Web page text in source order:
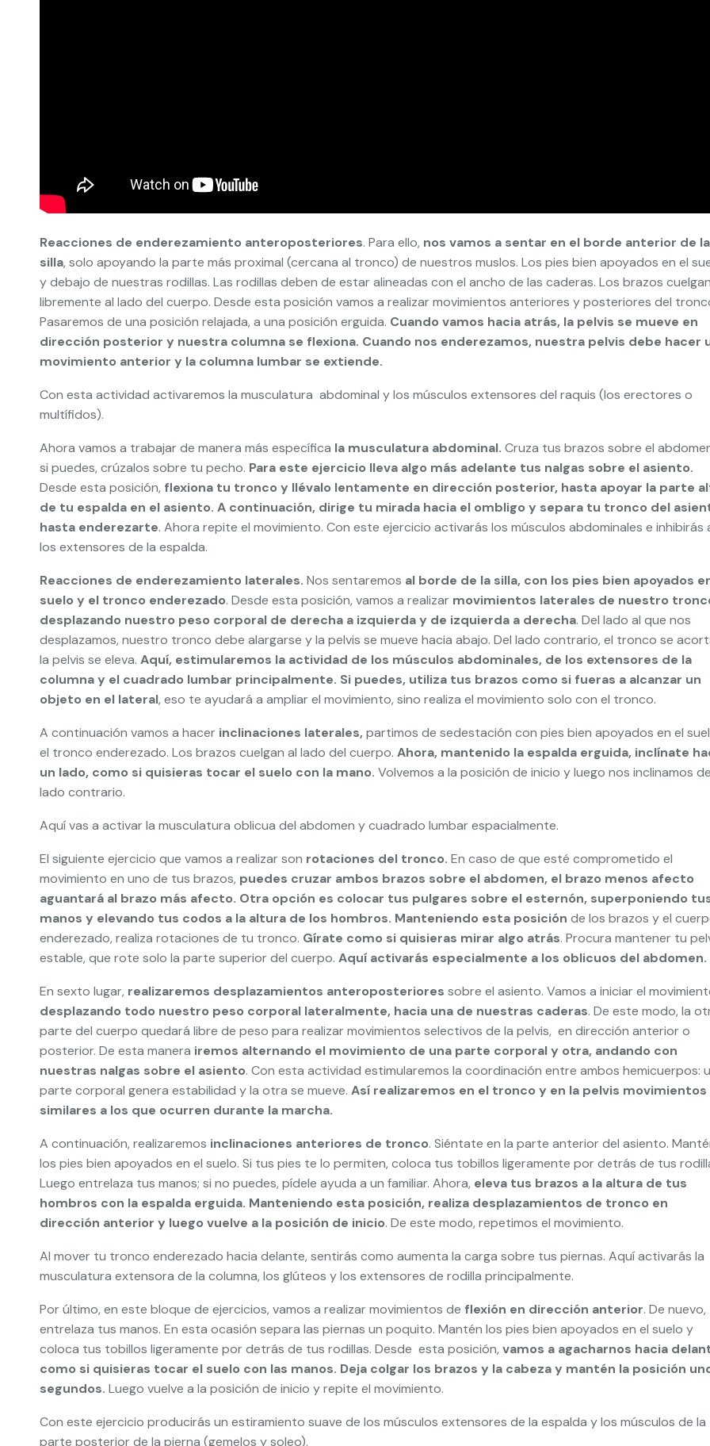
Reacciones de enderezamiento anteroposteriores. Para ello, nos vamos a sentar en el borde anterior de la
silla, solo apoyando la parte más proximal (cercana al tronco) de nuestros muslos. Los pies bien apoyados en el
y debajo de nuestras rodillas. Las rodillas deben de estar alineadas con el ancho de las caderas. Los brazos cuelgan
libremente al lado del cuerpo. Desde esta posición vamos a realizar movimientos anteriores y posteriores del
Pasaremos de una posición relajada, a una posición erguida. Cuando vamos hacia atrás, la pelvis se mueve en
dirección posterior y nuestra columna se flexiona. Cuando nos enderezamos, nuestra pelvis debe hacer
movimiento anterior y la columna lumbar se extiende.
Con esta actividad activaremos la musculatura abdominal y los músculos extensores del raquis (los erectores o
multífidos).
Ahora vamos a trabajar de manera más específica la musculatura abdominal. Cruza tus brazos sobre el
si puedes, crúzalos sobre tu pecho. Para este ejercicio lleva algo más adelante tus nalgas sobre el asiento.
Desde esta posición, flexiona tu tronco y llévalo lentamente en dirección posterior, hasta apoyar la parte
de tu espalda en el asiento. A continuación, dirige tu mirada hacia el ombligo y separa tu tronco del
hasta enderezarte. Ahora repite el movimiento. Con este ejercicio activarás los músculos abdominales e inhibirás
los extensores de la espalda.
Reacciones de enderezamiento laterales. Nos sentaremos al borde de la silla, con los pies bien apoyados
suelo y el tronco enderezado. Desde esta posición, vamos a realizar movimientos laterales de nuestro
desplazando nuestro peso corporal de derecha a izquierda y de izquierda a derecha. Del lado al que nos
desplazamos, nuestro tronco debe alargarse y la pelvis se mueve hacia abajo. Del lado contrario, el tronco se
la pelvis se eleva. Aquí, estimularemos la actividad de los músculos abdominales, de los extensores de la
columna y el cuadrado lumbar principalmente. Si puedes, utiliza tus brazos como si fueras a alcanzar un
objeto en el lateral, eso te ayudará a ampliar el movimiento, sino realiza el movimiento solo con el tronco.
A continuación vamos a hacer inclinaciones laterales, partimos de sedestación con pies bien apoyados en el
el tronco enderezado. Los brazos cuelgan al lado del cuerpo. Ahora, mantenido la espalda erguida, inclínate
un lado, como si quisieras tocar el suelo con la mano. Volvemos a la posición de inicio y luego nos inclinamos
lado contrario.
Aquí vas a activar la musculatura oblicua del abdomen y cuadrado lumbar espacialmente.
El siguiente ejercicio que vamos a realizar son rotaciones del tronco. En caso de que esté comprometido el
movimiento en uno de tus brazos, puedes cruzar ambos brazos sobre el abdomen, el brazo menos afecto
aguantará al brazo más afecto. Otra opción es colocar tus pulgares sobre el esternón, superponiendo
manos y elevando tus codos a la altura de los hombros. Manteniendo esta posición de los brazos y el
enderezado, realiza rotaciones de tu tronco. Gírate como si quisieras mirar algo atrás. Procura mantener tu
estable, que rote solo la parte superior del cuerpo. Aquí activarás especialmente a los oblicuos del abdomen.
En sexto lugar, realizaremos desplazamientos anteroposteriores sobre el asiento. Vamos a iniciar el
desplazando todo nuestro peso corporal lateralmente, hacia una de nuestras caderas. De este modo, la
parte del cuerpo quedará libre de peso para realizar movimientos selectivos de la pelvis, en dirección anterior o
posterior. De esta manera iremos alternando el movimiento de una parte corporal y otra, andando con
nuestras nalgas sobre el asiento. Con esta actividad estimularemos la coordinación entre ambos hemicuerpos:
parte corporal genera estabilidad y la otra se mueve. Así realizaremos en el tronco y en la pelvis movimientos
similares a los que ocurren durante la marcha.
A continuación, realizaremos inclinaciones anteriores de tronco. Siéntate en la parte anterior del asiento.
los pies bien apoyados en el suelo. Si tus pies te lo permiten, coloca tus tobillos ligeramente por detrás de tus
Luego entrelaza tus manos; si no puedes, pídele ayuda a un familiar. Ahora, eleva tus brazos a la altura de tus
hombros con la espalda erguida. Manteniendo esta posición, realiza desplazamientos de tronco en
dirección anterior y luego vuelve a la posición de inicio. De este modo, repetimos el movimiento.
Al mover tu tronco enderezado hacia delante, sentirás como aumenta la carga sobre tus piernas. Aquí activarás la
musculatura extensora de la columna, los glúteos y los extensores de rodilla principalmente.
Por último, en este bloque de ejercicios, vamos a realizar movimientos de flexión en dirección anterior. De nuevo,
entrelaza tus manos. En esta ocasión separa las piernas un poquito. Mantén los pies bien apoyados en el suelo y
coloca tus tobillos ligeramente por detrás de tus rodillas. Desde esta posición, vamos a agacharnos hacia
como si quisieras tocar el suelo con las manos. Deja colgar los brazos y la cabeza y mantén la posición
segundos. Luego vuelve a la posición de inicio y repite el movimiento.
Con este ejercicio producirás un estiramiento suave de los músculos extensores de la espalda y los músculos de la
parte posterior de la pierna (gemelos y soleo).